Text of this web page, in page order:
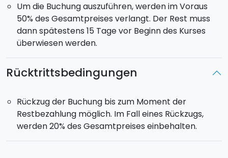
Um die Buchung auszuführen, werden im Voraus
50% des Gesamtpreises verlangt. Der Rest muss
dann spätestens 15 Tage vor Beginn des Kurses
überwiesen werden.
Rücktrittsbedingungen
Rückzug der Buchung bis zum Moment der
Restbezahlung möglich. Im Fall eines Rückzugs,
werden 20% des Gesamtpreises einbehalten.